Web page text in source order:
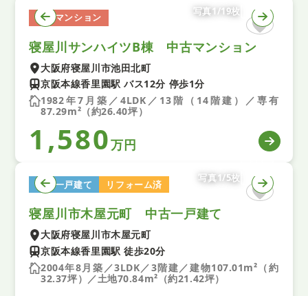
中古マンション
写真1/19枚
寝屋川サンハイツB棟 中古マンション
大阪府寝屋川市池田北町
京阪本線香里園駅 バス12分 停歩1分
1982年7月築／4LDK／13階（14階建）／専有
87.29m²（約26.40坪）
1,580万円
中古一戸建て リフォーム済
写真1/5枚
寝屋川市木屋元町 中古一戸建て
大阪府寝屋川市木屋元町
京阪本線香里園駅 徒歩20分
2004年8月築／3LDK／3階建／建物107.01m²（約
32.37坪）／土地70.84m²（約21.42坪）